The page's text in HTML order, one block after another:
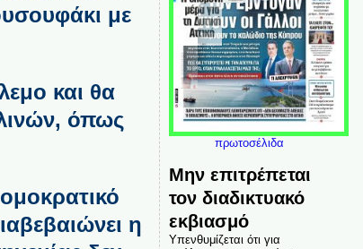
με
και θα
όπως
η
πρωτοσέλιδα
Μην επιτρέπεται
τον διαδικτυακό
εκβιασμό
Υπενθυμίζεται ότι για